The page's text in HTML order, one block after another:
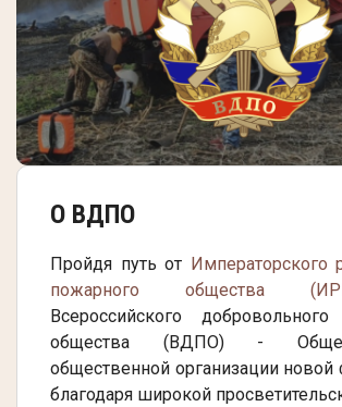
О ВДПО
Пройдя путь от Императорского
пожарного общества
Всероссийского
общества (ВДПО) -
общественной организации
благодаря широкой